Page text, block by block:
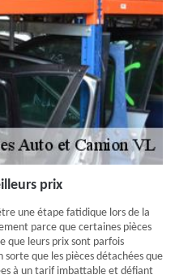
prix
une étape fatidique lors de la
parce que certaines pièces
que leurs prix sont parfois
sorte que les pièces détachées que
à un tarif imbattable et défiant